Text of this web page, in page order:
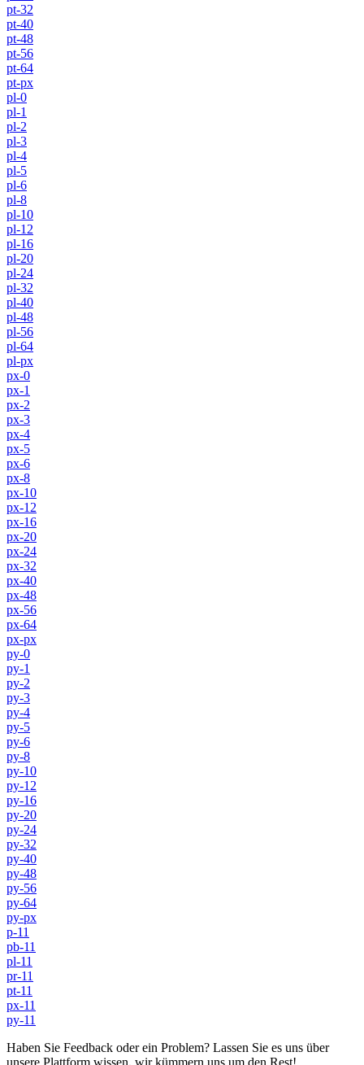
pt-32
pt-40
pt-48
pt-56
pt-64
pt-px
pl-0
pl-1
pl-2
pl-3
pl-4
pl-5
pl-6
pl-8
pl-10
pl-12
pl-16
pl-20
pl-24
pl-32
pl-40
pl-48
pl-56
pl-64
pl-px
px-0
px-1
px-2
px-3
px-4
px-5
px-6
px-8
px-10
px-12
px-16
px-20
px-24
px-32
px-40
px-48
px-56
px-64
px-px
py-0
py-1
py-2
py-3
py-4
py-5
py-6
py-8
py-10
py-12
py-16
py-20
py-24
py-32
py-40
py-48
py-56
py-64
py-px
p-11
pb-11
pl-11
pr-11
pt-11
px-11
py-11
Haben Sie Feedback oder ein Problem? Lassen Sie es uns über
unsere Plattform wissen, wir kümmern uns um den Rest!